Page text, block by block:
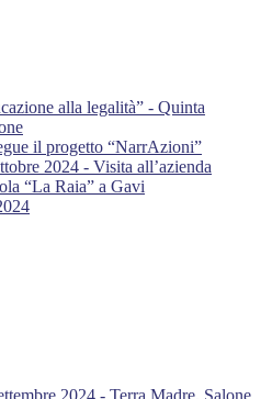
alla legalità” - Quinta
il progetto “NarrAzioni”
2024 - Visita all’azienda
“La Raia” a Gavi